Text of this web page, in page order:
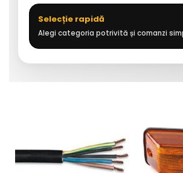
Selecție rapidă
Alegi categoria potrivită și comanzi